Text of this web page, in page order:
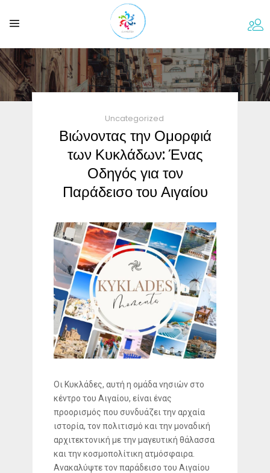
Uncategorized
Βιώνοντας την Ομορφιά
των Κυκλάδων: Ένας
Οδηγός για τον
Παράδεισο του Αιγαίου
Οι Κυκλάδες, αυτή η ομάδα νησιών στο
κέντρο του Αιγαίου, είναι ένας
προορισμός που συνδυάζει την αρχαία
ιστορία, τον πολιτισμό και την μοναδική
αρχιτεκτονική με την μαγευτική θάλασσα
και την κοσμοπολίτικη ατμόσφαιρα.
Ανακαλύψτε τον παράδεισο του Αιγαίου